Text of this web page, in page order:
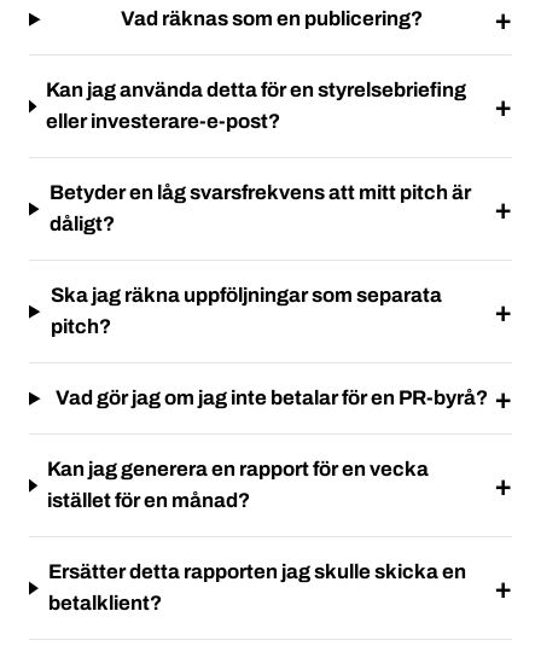
Vad räknas som en publicering?
Kan jag använda detta för en styrelsebriefing
eller investerare-e-post?
Betyder en låg svarsfrekvens att mitt pitch är
dåligt?
Ska jag räkna uppföljningar som separata
pitch?
Vad gör jag om jag inte betalar för en PR-byrå?
Kan jag generera en rapport för en vecka
istället för en månad?
Ersätter detta rapporten jag skulle skicka en
betalklient?